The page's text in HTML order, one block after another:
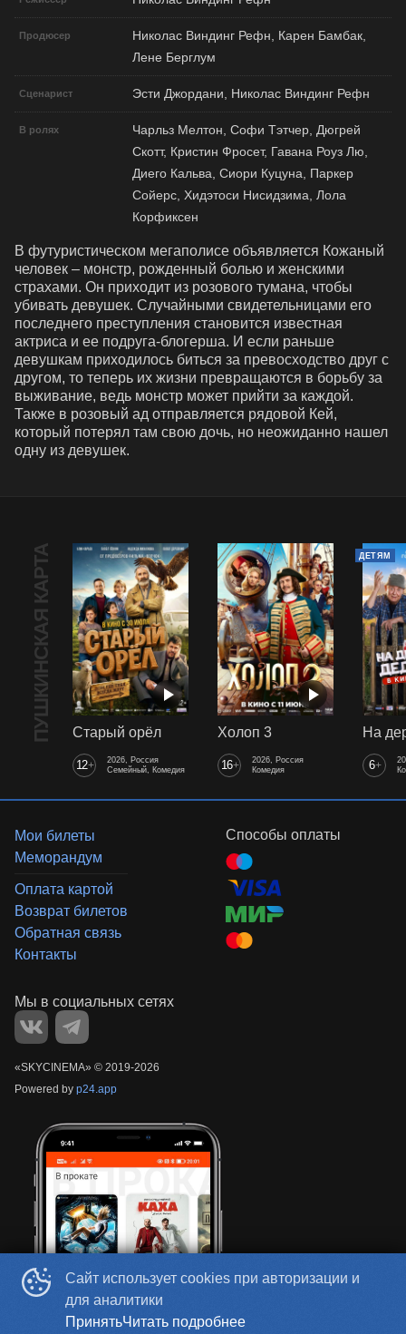
Продюсер
Николас Виндинг Рефн, Карен Бамбак,
Лене Берглум
Сценарист Эсти Джордани, Николас Виндинг Рефн
В ролях
Чарльз Мелтон, Софи Тэтчер, Дюгрей
Скотт, Кристин Фросет, Гавана Роуз Лю,
Диего Кальва, Сиори Куцуна, Паркер
Сойерс, Хидэтоси Нисидзима, Лола
Корфиксен
В футуристическом мегаполисе объявляется Кожаный
человек – монстр, рожденный болью и женскими
страхами. Он приходит из розового тумана, чтобы
убивать девушек. Случайными свидетельницами его
последнего преступления становится известная
актриса и ее подруга-блогерша. И если раньше
девушкам приходилось биться за превосходство друг с
другом, то теперь их жизни превращаются в борьбу за
выживание, ведь монстр может прийти за каждой.
Также в розовый ад отправляется рядовой Кей,
который потерял там свою дочь, но неожиданно нашел
одну из девушек.
ПУШКИНСКАЯ КАРТА Старый орёл
12+
2026, Россия
Семейный, Комедия
Холоп 3
16+
2026, Россия
Комедия
ДЕТЯМ
6+
Сайт использует cookies при авторизации и
для аналитики
ПринятьЧитать подробнее
Мои билеты
Меморандум
Оплата картой
Возврат билетов
Обратная связь
Контакты
Способы оплаты
«‎SKYCINEMA» © 2019-2026
Powered by p24.app